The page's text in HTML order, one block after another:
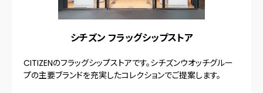
シチズン フラッグシップストア
CITIZENのフラッグシップストアです。シチズンウオッチグルー
プの主要ブランドを充実したコレクションでご提案します。